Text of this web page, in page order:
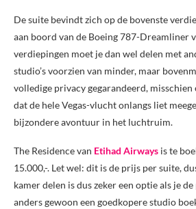
De suite bevindt zich op de bovenste
aan boord van de Boeing 787-Dreamliner
verdiepingen moet je dan wel delen met
studio’s voorzien van minder, maar
volledige privacy gegarandeerd,
dat de hele Vegas-vlucht onlangs liet
bijzondere avontuur in het luchtruim.
The Residence van Etihad Airways is te
15.000,-. Let wel: dit is de prijs per suite,
kamer delen is dus zeker een optie als je
anders gewoon een goedkopere studio